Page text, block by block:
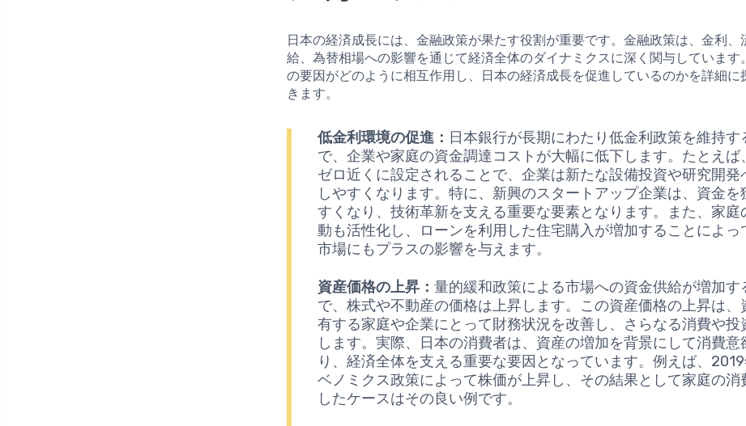
日本の経済成長には、金融政策が果たす役割が重要です。金融政策は、金利、
給、為替相場への影響を通じて経済全体のダイナミクスに深く関与しています
の要因がどのように相互作用し、日本の経済成長を促進しているのかを詳細に
きます。
低金利環境の促進： 日本銀行が長期にわたり低金利政策を維持す
で、企業や家庭の資金調達コストが大幅に低下します。たとえば
ゼロ近くに設定されることで、企業は新たな設備投資や研究開発
しやすくなります。特に、新興のスタートアップ企業は、資金を
すくなり、技術革新を支える重要な要素となります。また、家庭
動も活性化し、ローンを利用した住宅購入が増加することによっ
市場にもプラスの影響を与えます。
資産価格の上昇：量的緩和政策による市場への資金供給が増加す
で、株式や不動産の価格は上昇します。この資産価格の上昇は、
有する家庭や企業にとって財務状況を改善し、さらなる消費や投
します。実際、日本の消費者は、資産の増加を背景にして消費意
り、経済全体を支える重要な要因となっています。例えば、
ベノミクス政策によって株価が上昇し、その結果として家庭の消
したケースはその良い例です。